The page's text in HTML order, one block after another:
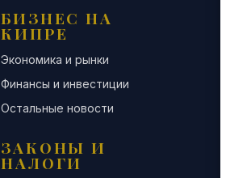
БИЗНЕС НА
КИПРЕ
Экономика и рынки
Финансы и инвестиции
Остальные новости
ЗАКОНЫ И
НАЛОГИ